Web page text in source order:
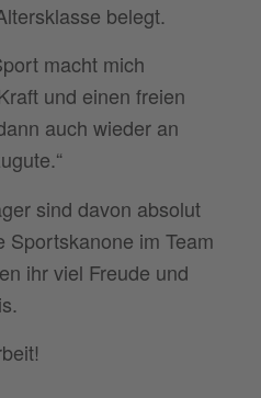
belegt.
macht mich
und einen freien
auch wieder an
sind davon absolut
Sportskanone im Team
ihr viel Freude und